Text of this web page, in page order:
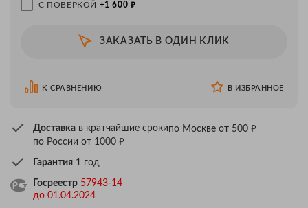
С ПОВЕРКОЙ +1 600 ₽
ЗАКАЗАТЬ В ОДИН КЛИК
К СРАВНЕНИЮ В ИЗБРАННОЕ
Доставка в кратчайшие срокипо Москве от 500 ₽
по России от 1000 ₽
Гарантия 1 год
Госреестр 57943-14
до 01.04.2024